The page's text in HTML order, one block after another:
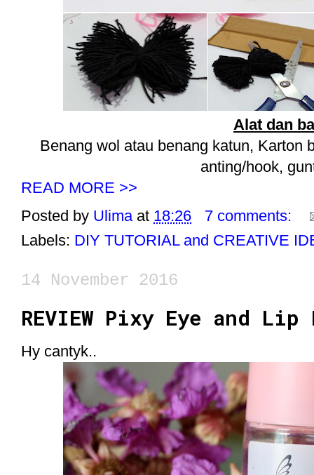
Alat dan
Benang wol atau benang katun, Karton
anting/hook,
READ MORE >>
Posted by Ulima at 18:26
7 comments:
Labels: DIY TUTORIAL and CREATIVE
14 November 2016
REVIEW Pixy Eye and Lip
Hy cantyk..